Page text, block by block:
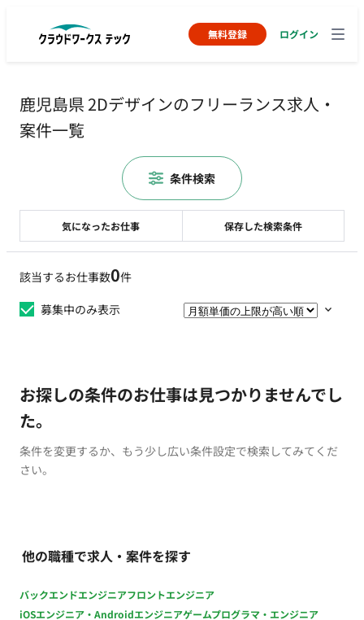
無料登録 ログイン
鹿児島県 2Dデザインのフリーランス求人・
案件一覧
該当するお仕事数0件
募集中のみ表示
お探しの条件のお仕事は見つかりませんでし
た。
条件を変更するか、もう少し広い条件設定で検索してみてくだ
さい。
他の職種で求人・案件を探す
バックエンドエンジニアフロントエンジニア
iOSエンジニア・Androidエンジニアゲームプログラマ・エンジニア
気になったお仕事 保存した検索条件
条件検索